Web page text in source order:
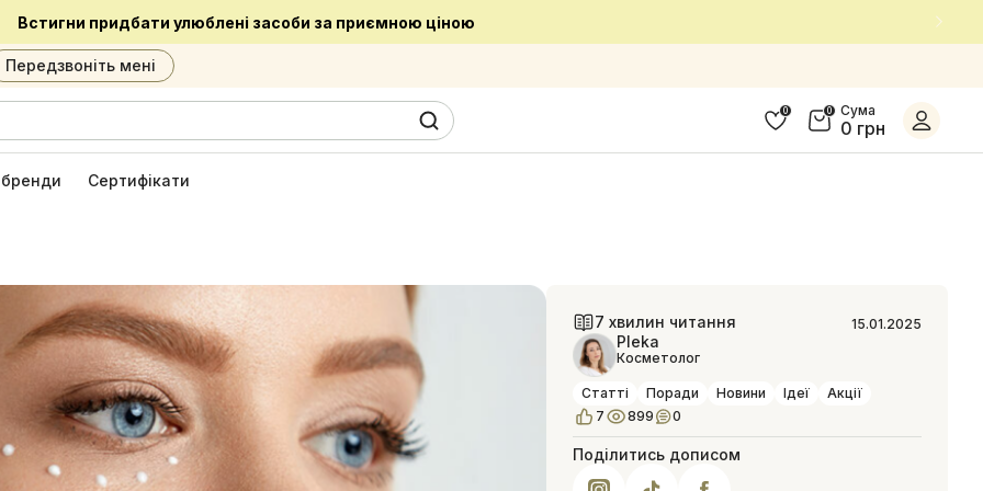
Встигни придбати улюблені засоби за приємною ціною
Передзвоніть мені
0 0 Сума
0 грн
бренди Сертифікати
7 хвилин читання 15.01.2025
Pleka
Косметолог
Статті Поради Новини Ідеї
Акції
7
899 0
Поділитись дописом